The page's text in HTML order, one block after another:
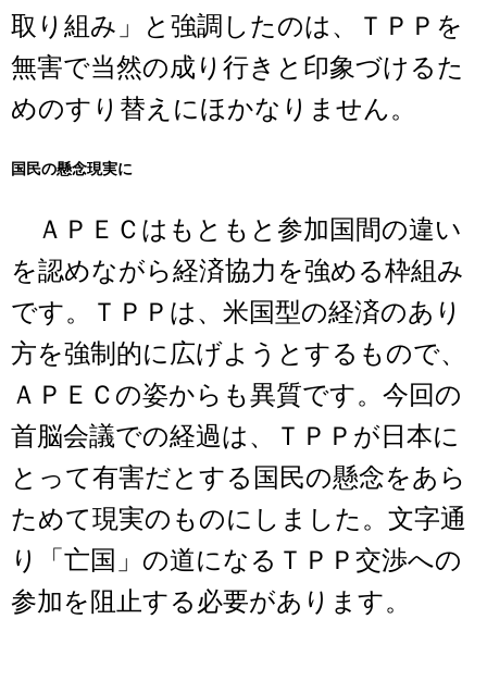
取り組み」と強調したのは、ＴＰＰを
無害で当然の成り行きと印象づけるた
めのすり替えにほかなりません。
国民の懸念現実に
ＡＰＥＣはもともと参加国間の違い
を認めながら経済協力を強める枠組み
です。ＴＰＰは、米国型の経済のあり
方を強制的に広げようとするもので、
ＡＰＥＣの姿からも異質です。今回の
首脳会議での経過は、ＴＰＰが日本に
とって有害だとする国民の懸念をあら
ためて現実のものにしました。文字通
り「亡国」の道になるＴＰＰ交渉への
参加を阻止する必要があります。